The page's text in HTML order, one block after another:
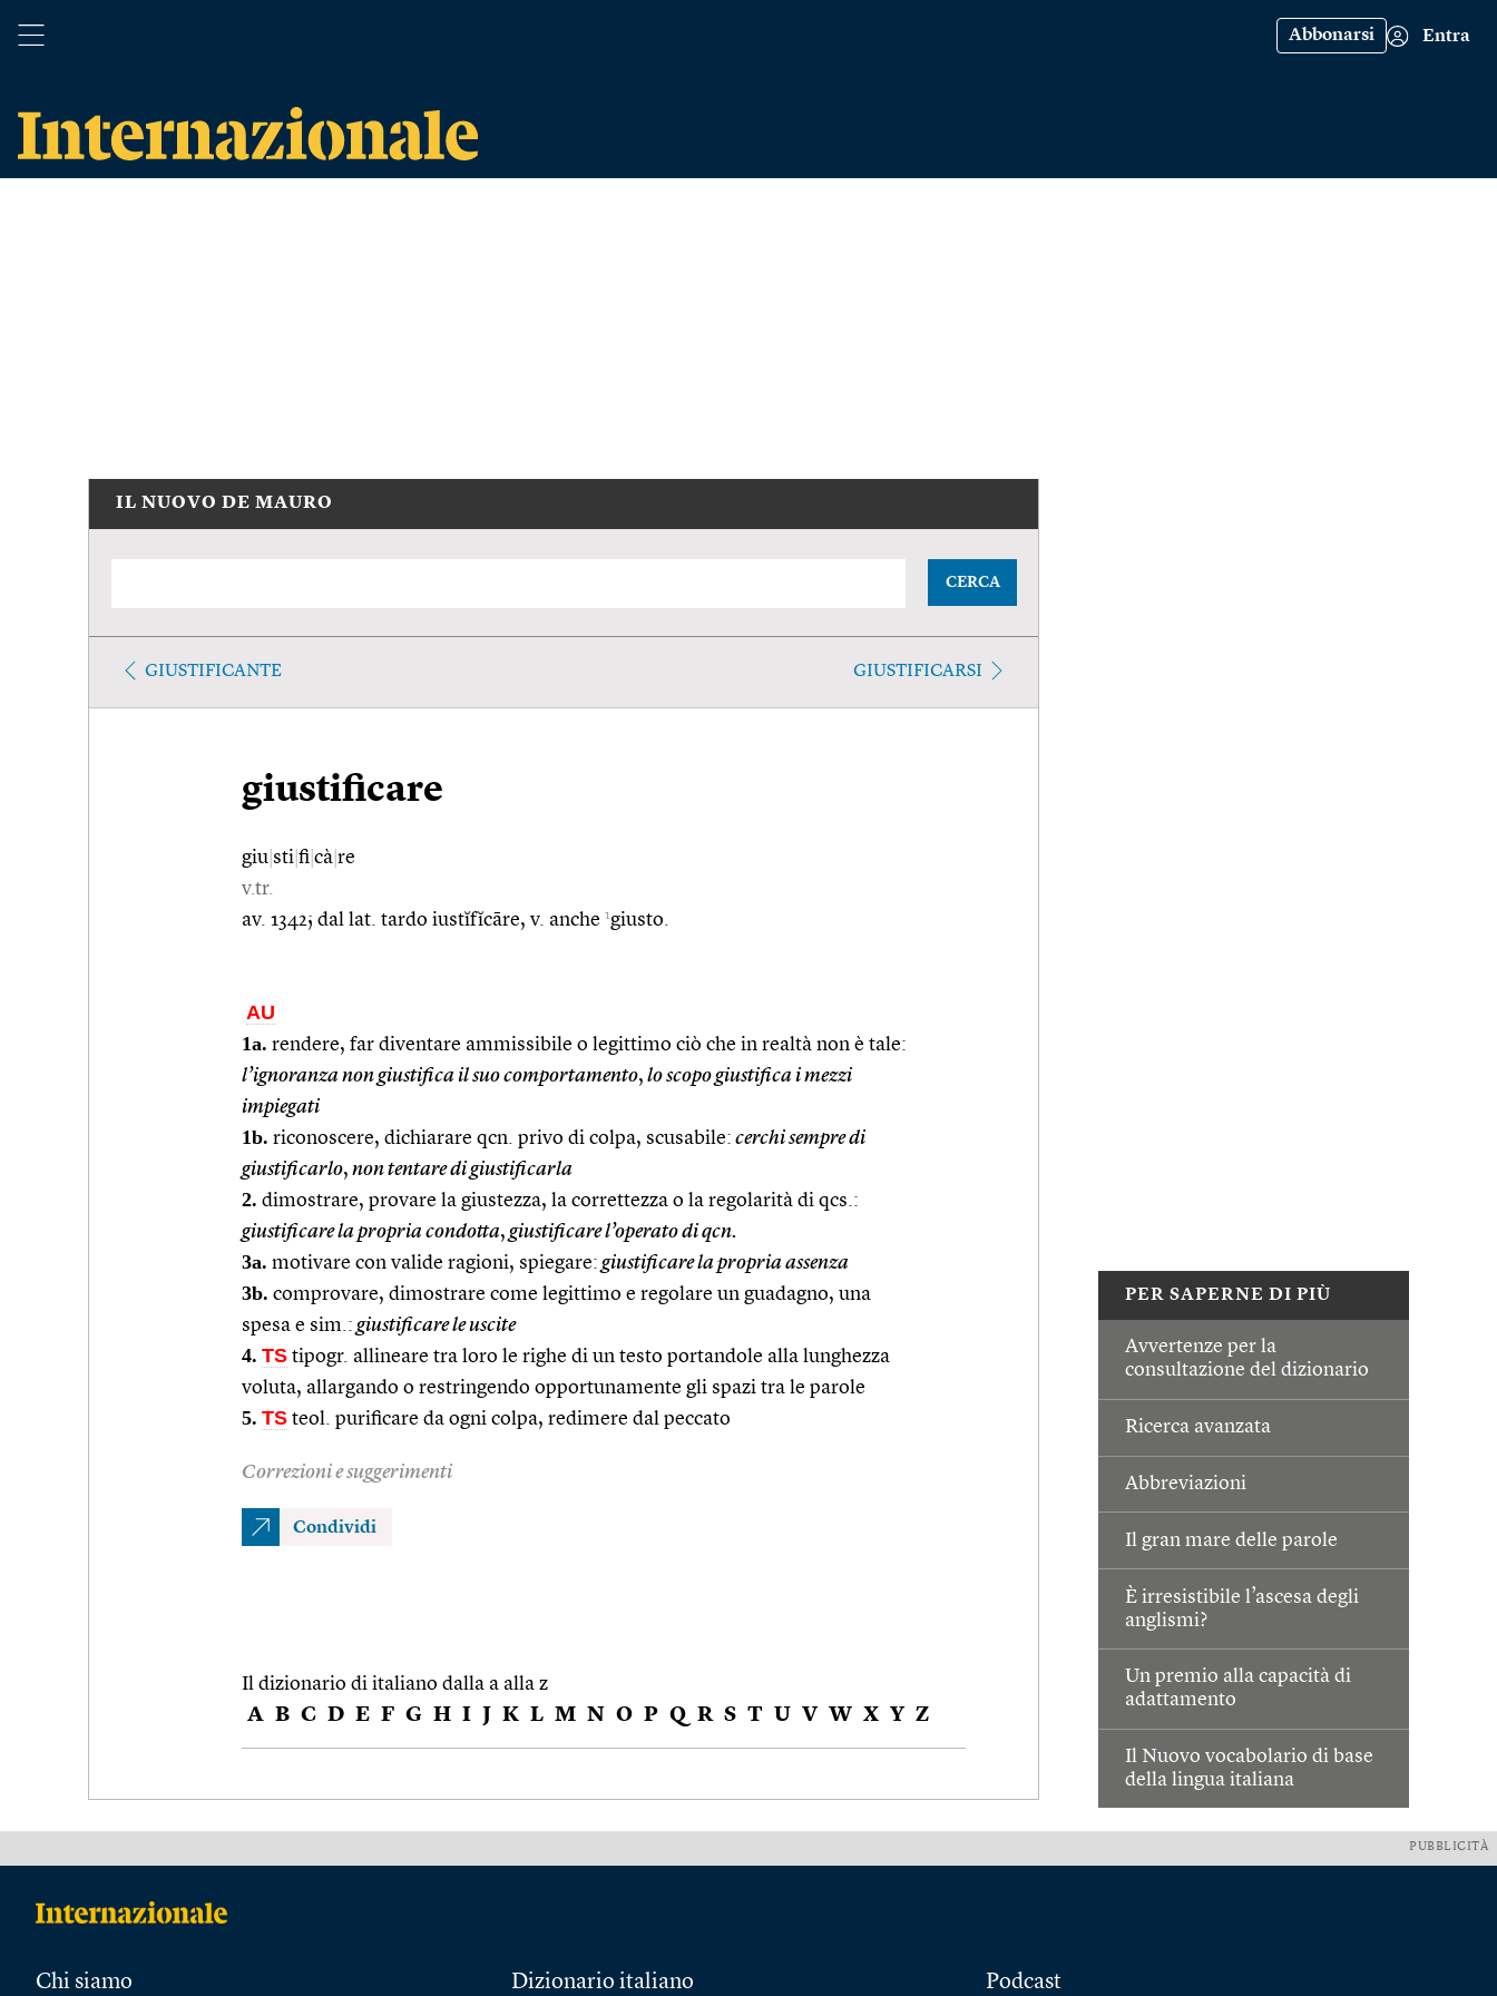
Abbonarsi Entra
PER SAPERNE DI PIÙ
Avvertenze per la
consultazione del dizionario
Ricerca avanzata
Abbreviazioni
Il gran mare delle parole
È irresistibile l’ascesa degli
anglismi?
Un premio alla capacità di
adattamento
Il Nuovo vocabolario di base
della lingua italiana
IL NUOVO DE MAURO
CERCA
GIUSTIFICANTE GIUSTIFICARSI
giustificare
giu sti fi cà re
v.tr.
av. 1342; dal lat. tardo iustĭfĭcāre, v. anche 1giusto.
AU
1a. rendere, far diventare ammissibile o legittimo ciò che in realtà non è tale:
l’ignoranza non giustifica il suo comportamento, lo scopo giustifica i mezzi
impiegati
1b. riconoscere, dichiarare qcn. privo di colpa, scusabile: cerchi sempre di
giustificarlo, non tentare di giustificarla
2. dimostrare, provare la giustezza, la correttezza o la regolarità di qcs.:
giustificare la propria condotta, giustificare l’operato di qcn.
3a. motivare con valide ragioni, spiegare: giustificare la propria assenza
3b. comprovare, dimostrare come legittimo e regolare un guadagno, una
spesa e sim.: giustificare le uscite
4. TS tipogr. allineare tra loro le righe di un testo portandole alla lunghezza
voluta, allargando o restringendo opportunamente gli spazi tra le parole
5. TS teol. purificare da ogni colpa, redimere dal peccato
Correzioni e suggerimenti
Condividi
Il dizionario di italiano dalla a alla z
A B C D E F G H I J K L M N O P Q R S T U V W X Y Z
PUBBLICITÀ
Chi siamo Dizionario italiano Podcast